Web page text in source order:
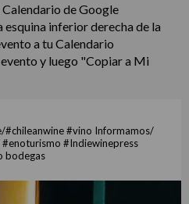
de Google
esquina inferior derecha de la
a tu Calendario
y luego "Copiar a Mi
#chileanwine #vino Informamos/
#Indiewinepress
bodegas